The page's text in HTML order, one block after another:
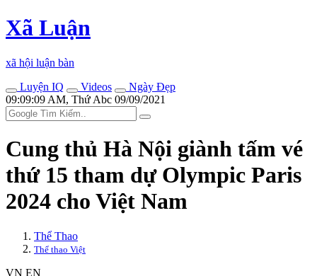
Xã Luận
xã hội luận bàn
Luyện IQ
Videos
Ngày Đẹp
09:09:09 AM, Thứ Abc 09/09/2021
Cung thủ Hà Nội giành tấm vé
thứ 15 tham dự Olympic Paris
2024 cho Việt Nam
Thể Thao
Thể thao Việt
VN EN